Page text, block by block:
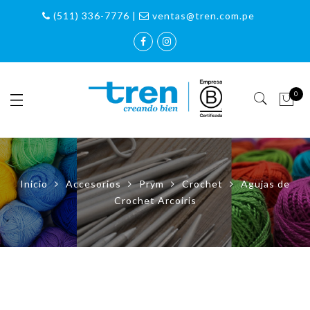
(511) 336-7776 | ventas@tren.com.pe
0
Inicio Accesorios Prym Crochet
Agujas de
Crochet Arcoiris